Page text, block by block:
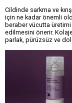
Cildinde sarkma ve
için ne kadar önemli
beraber vücutta
edilmesini önerir.
parlak, pürüzsüz ve